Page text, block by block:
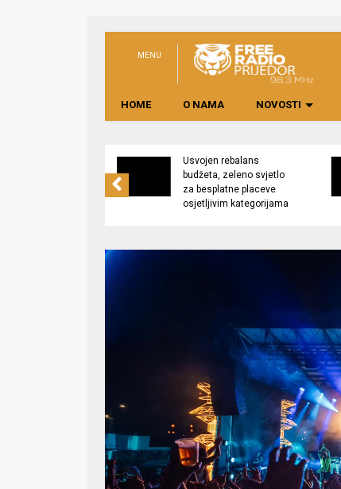
MENU
HOME O NAMA NOVOSTI
Usvojen rebalans
budžeta, zeleno svjetlo
za besplatne placeve
osjetljivim kategorijama